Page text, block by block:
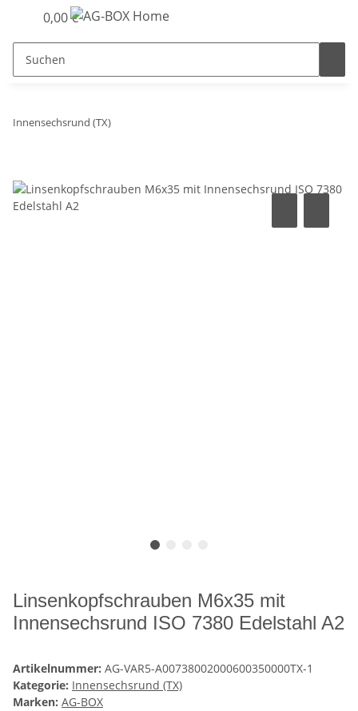
0,00 €
Innensechsrund (TX)
Linsenkopfschrauben M6x35 mit
Innensechsrund ISO 7380 Edelstahl A2
Artikelnummer: AG-VAR5-A00738002000600350000TX-1
Kategorie: Innensechsrund (TX)
Marken: AG-BOX